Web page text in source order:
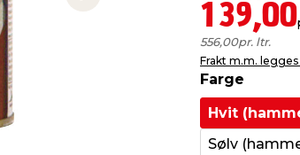
Next slide 139,00
556,00pr. ltr.
Frakt m.m. legges
Farge
Hvit
Sølv